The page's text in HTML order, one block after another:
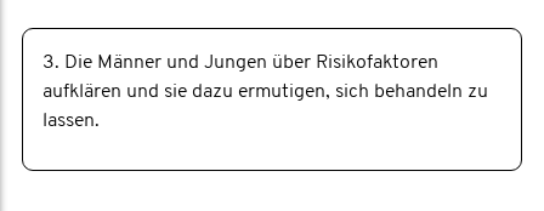
3. Die Männer und Jungen über Risikofaktoren
aufklären und sie dazu ermutigen, sich behandeln zu
lassen.